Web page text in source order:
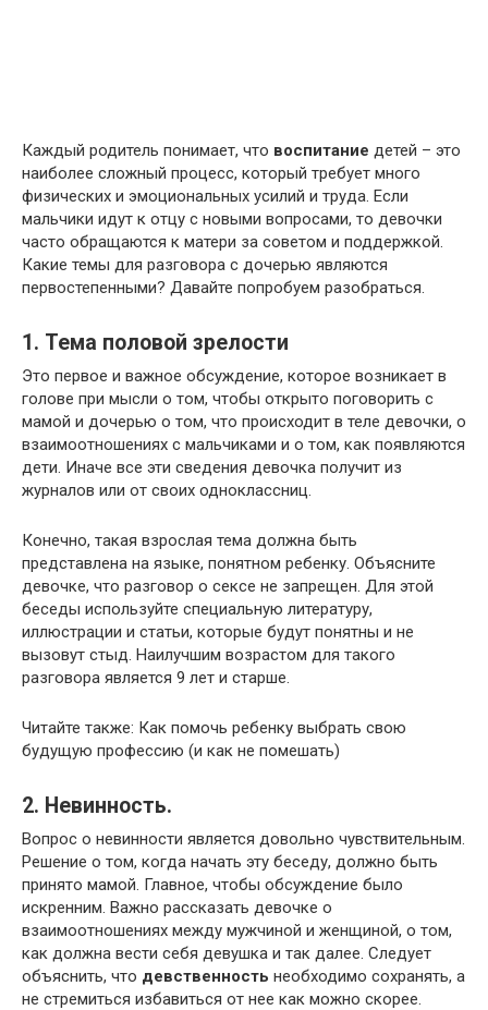
Каждый родитель понимает, что воспитание детей – это
наиболее сложный процесс, который требует много
физических и эмоциональных усилий и труда. Если
мальчики идут к отцу с новыми вопросами, то девочки
часто обращаются к матери за советом и поддержкой.
Какие темы для разговора с дочерью являются
первостепенными? Давайте попробуем разобраться.
1. Тема половой зрелости
Это первое и важное обсуждение, которое возникает в
голове при мысли о том, чтобы открыто поговорить с
мамой и дочерью о том, что происходит в теле девочки, о
взаимоотношениях с мальчиками и о том, как появляются
дети. Иначе все эти сведения девочка получит из
журналов или от своих одноклассниц.
Конечно, такая взрослая тема должна быть
представлена на языке, понятном ребенку. Объясните
девочке, что разговор о сексе не запрещен. Для этой
беседы используйте специальную литературу,
иллюстрации и статьи, которые будут понятны и не
вызовут стыд. Наилучшим возрастом для такого
разговора является 9 лет и старше.
Читайте также: Как помочь ребенку выбрать свою
будущую профессию (и как не помешать)
2. Невинность.
Вопрос о невинности является довольно чувствительным.
Решение о том, когда начать эту беседу, должно быть
принято мамой. Главное, чтобы обсуждение было
искренним. Важно рассказать девочке о
взаимоотношениях между мужчиной и женщиной, о том,
как должна вести себя девушка и так далее. Следует
объяснить, что девственность необходимо сохранять, а
не стремиться избавиться от нее как можно скорее.